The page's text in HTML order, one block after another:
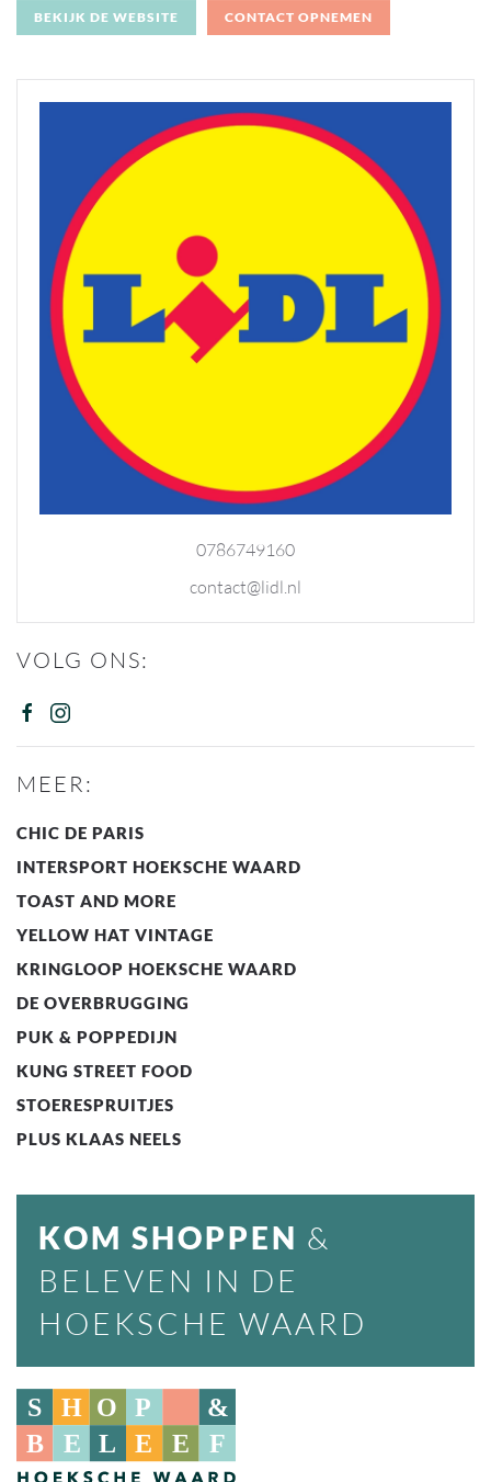
BEKIJK DE WEBSITE CONTACT OPNEMEN
0786749160
contact@lidl.nl
VOLG ONS:
MEER:
CHIC DE PARIS
INTERSPORT HOEKSCHE WAARD
TOAST AND MORE
YELLOW HAT VINTAGE
KRINGLOOP HOEKSCHE WAARD
DE OVERBRUGGING
PUK & POPPEDIJN
KUNG STREET FOOD
STOERESPRUITJES
PLUS KLAAS NEELS
KOM SHOPPEN &
BELEVEN IN DE
HOEKSCHE WAARD